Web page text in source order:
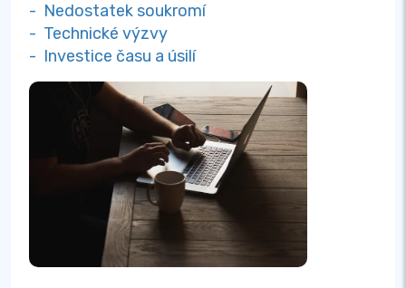
- Nedostatek soukromí
- Technické výzvy
- Investice času a úsilí